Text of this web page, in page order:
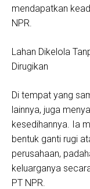
mendapatkan
NPR.
Lahan Dikelola
Dirugikan
Di tempat yang
lainnya, juga
kesedihannya. Ia
bentuk ganti rugi
perusahaan,
keluarganya
PT NPR.